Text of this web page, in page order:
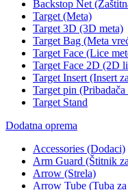
Backstop Net
Target (Meta)
Target 3D (3D meta)
Target Bag (Meta
Target Face (Lice
Target Face 2D (2D
Target Insert (Insert
Target pin (Pribadača
Target Stand
Dodatna oprema
Accessories (Dodaci)
Arm Guard (Štitnik
Arrow (Strela)
Arrow Tube (Tuba za